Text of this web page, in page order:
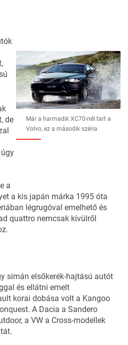
Már a harmadik XC70-nél tart a
Volvo, ez a második széria
de
a
a kis japán márka 1995 óta
légrugóval emelhető és
quattro nemcsak kívülről
simán elsőkerék-hajtású autót
és ellátni emelt
korai dobása volt a Kangoo
A Dacia a Sandero
, a VW a Cross-modellek